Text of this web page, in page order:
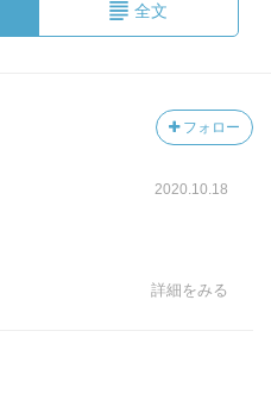
全文
フォロー
2020.10.18
詳細をみる